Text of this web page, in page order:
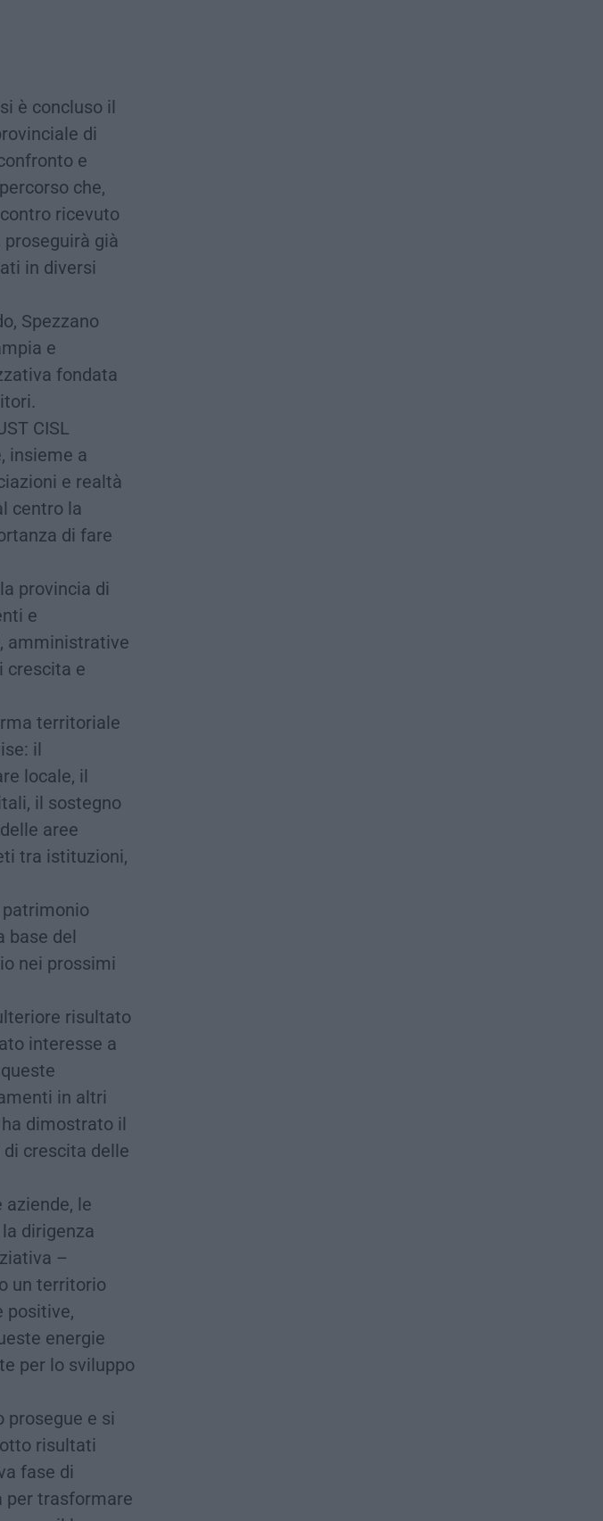
è concluso il
di
e
che,
ricevuto
già
in diversi
Spezzano
e
fondata
CISL
insieme a
e realtà
centro la
di fare
provincia di
e
amministrative
crescita e
territoriale
il
locale, il
il sostegno
aree
tra istituzioni,
base del
nei prossimi
risultato
interesse a
in altri
dimostrato il
crescita delle
le
dirigenza
–
un territorio
positive,
energie
per lo sviluppo
prosegue e si
risultati
fase di
per trasformare